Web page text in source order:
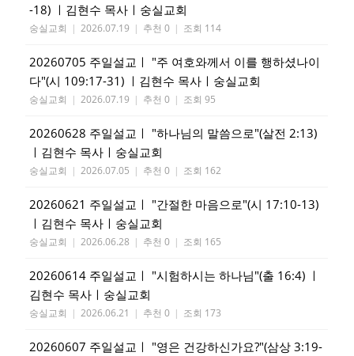
-18) ㅣ김현수 목사ㅣ숭실교회
숭실교회 | 2026.07.19 | 추천 0 | 조회 114
20260705 주일설교ㅣ "주 여호와께서 이를 행하셨나이
다"(시 109:17-31) ㅣ김현수 목사ㅣ숭실교회
숭실교회 | 2026.07.19 | 추천 0 | 조회 95
20260628 주일설교ㅣ "하나님의 말씀으로"(살전 2:13)
ㅣ김현수 목사ㅣ숭실교회
숭실교회 | 2026.07.05 | 추천 0 | 조회 162
20260621 주일설교ㅣ "간절한 마음으로"(시 17:10-13)
ㅣ김현수 목사ㅣ숭실교회
숭실교회 | 2026.06.28 | 추천 0 | 조회 165
20260614 주일설교ㅣ "시험하시는 하나님"(출 16:4) ㅣ
김현수 목사ㅣ숭실교회
숭실교회 | 2026.06.21 | 추천 0 | 조회 173
20260607 주일설교ㅣ "영은 건강하신가요?"(삼상 3:19-